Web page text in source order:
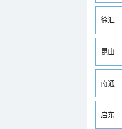
徐汇
昆山
南通
启东